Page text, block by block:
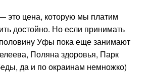
это цена, которую мы платим
достойно. Но если принимать
Уфы пока еще занимают
Поляна здоровья, Парк
да и по окраинам немножко)